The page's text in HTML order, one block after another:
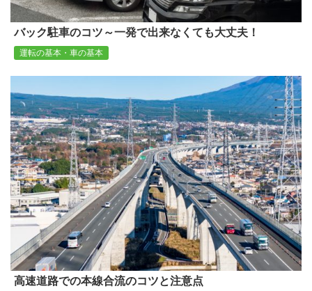
バック駐車のコツ～一発で出来なくても大丈夫！
運転の基本・車の基本
高速道路での本線合流のコツと注意点